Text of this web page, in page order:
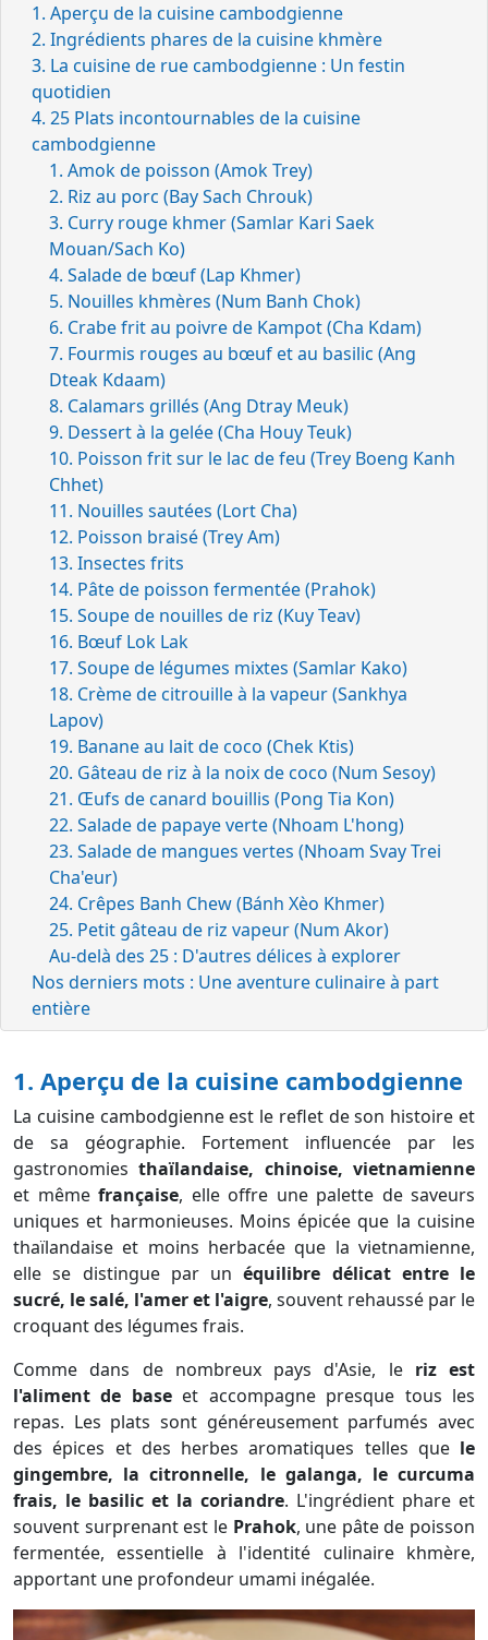
1. Aperçu de la cuisine cambodgienne
2. Ingrédients phares de la cuisine khmère
3. La cuisine de rue cambodgienne : Un festin
quotidien
4. 25 Plats incontournables de la cuisine
cambodgienne
1. Amok de poisson (Amok Trey)
2. Riz au porc (Bay Sach Chrouk)
3. Curry rouge khmer (Samlar Kari Saek
Mouan/Sach Ko)
4. Salade de bœuf (Lap Khmer)
5. Nouilles khmères (Num Banh Chok)
6. Crabe frit au poivre de Kampot (Cha Kdam)
7. Fourmis rouges au bœuf et au basilic (Ang
Dteak Kdaam)
8. Calamars grillés (Ang Dtray Meuk)
9. Dessert à la gelée (Cha Houy Teuk)
10. Poisson frit sur le lac de feu (Trey Boeng Kanh
Chhet)
11. Nouilles sautées (Lort Cha)
12. Poisson braisé (Trey Am)
13. Insectes frits
14. Pâte de poisson fermentée (Prahok)
15. Soupe de nouilles de riz (Kuy Teav)
16. Bœuf Lok Lak
17. Soupe de légumes mixtes (Samlar Kako)
18. Crème de citrouille à la vapeur (Sankhya
Lapov)
19. Banane au lait de coco (Chek Ktis)
20. Gâteau de riz à la noix de coco (Num Sesoy)
21. Œufs de canard bouillis (Pong Tia Kon)
22. Salade de papaye verte (Nhoam L'hong)
23. Salade de mangues vertes (Nhoam Svay Trei
Cha'eur)
24. Crêpes Banh Chew (Bánh Xèo Khmer)
25. Petit gâteau de riz vapeur (Num Akor)
Au-delà des 25 : D'autres délices à explorer
Nos derniers mots : Une aventure culinaire à part
entière
1. Aperçu de la cuisine cambodgienne
La cuisine cambodgienne est le reflet de son histoire et
de sa géographie. Fortement influencée par les
gastronomiesthaïlandaise, chinoise, vietnamienne
et même française, elle offre une palette de saveurs
uniques et harmonieuses. Moins épicée que la cuisine
thaïlandaise et moins herbacée que la vietnamienne,
elle se distingue par unéquilibre délicat entre le
sucré, le salé, l'amer et l'aigre, souvent rehaussé par le
croquant des légumes frais.
Comme dans de nombreux pays d'Asie, leriz est
l'aliment de baseet accompagne presque tous les
repas. Les plats sont généreusement parfumés avec
des épices et des herbes aromatiques telles que le
gingembre, la citronnelle, le galanga, le curcuma
frais, le basilic et la coriandre. L'ingrédient phare et
souvent surprenant est le Prahok, une pâte de poisson
fermentée, essentielle à l'identité culinaire khmère,
apportant une profondeur umami inégalée.